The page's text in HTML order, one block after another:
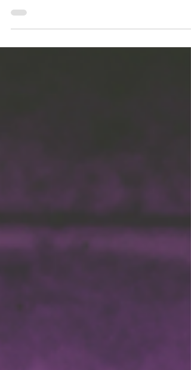
civiles de gestion existantes dans un
précédent...